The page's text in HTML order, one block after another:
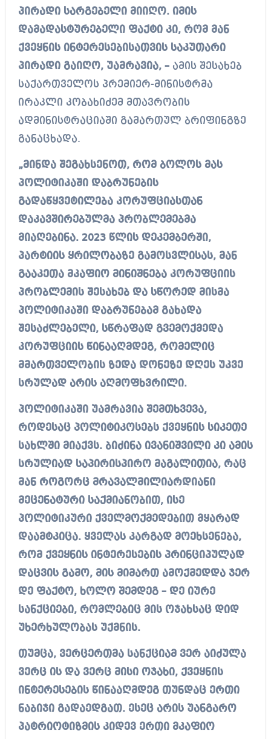
პირადი სარგებელი მიიღო. იმის
დამადასტურებელი ფაქტი კი, რომ მან
ქვეყნის ინტერესებისათვის საკუთარი
პირადი გაიღო, უამრავია, –ამის შესახებ
საქართველოს პრემიერ-მინისტრმა
ირაკლი კობახიძემ მთავრობის
ადმინისტრაციაში გამართულ ბრიფინგზე
განაცხადა.
„მინდა შეგახსენოთ, რომ ბოლოს მას
პოლიტიკაში დაბრუნების
გადაწყვეტილება კორუფციასთან
დაკავშირებულმა პრობლემებმა
მიაღებინა. 2023 წლის დეკემბერში,
პარტიის ყრილობაზე გამოსვლისას, მან
გააკეთა მკაფიო მინიშნება კორუფციის
პრობლემის შესახებ და სწორედ მისმა
პოლიტიკაში დაბრუნებამ გახადა
შესაძლებელი, სწრაფად გვემოქმედა
კორუფციის წინააღმდეგ, რომელიც
მმართველობის ზედა დონეზე დღეს უკვე
სრულად არის აღმოფხვრილი.
პოლიტიკაში უამრავია შემთხვევა,
როდესაც პოლიტიკოსებს ქვეყნის სიკეთე
სახლში მიაქვს. ბიძინა ივანიშვილი კი ამის
სრულიად საპირისპირო მაგალითია, რაც
მან როგორც მრავალმილიარდიანი
მეცენატური საქმიანობით, ისე
პოლიტიკური ქველმოქმედებით მყარად
დაამტკიცა. ყველას კარგად მოეხსენება,
რომ ქვეყნის ინტერესების პრინციპულად
დაცვის გამო, მის მიმართ ამოქმედდა ჯერ
დე ფაქტო, ხოლო შემდეგ – დე იურე
სანქციები, რომლებიც მის ოჯახსაც დიდ
უხერხულობას უქმნის.
თუმცა, ვერცერთმა სანქციამ ვერ აიძულა
ვერც ის და ვერც მისი ოჯახი, ქვეყნის
ინტერესების წინააღმდეგ თუნდაც ერთი
ნაბიჯი გადაედგათ. ესეც არის უანგარო
პატრიოტიზმის კიდევ ერთი მკაფიო